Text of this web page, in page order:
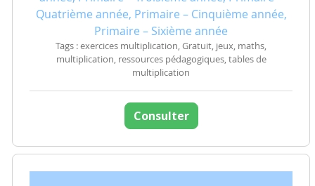
Quatrième année, Primaire – Cinquième année,
Primaire – Sixième année
Tags : exercices multiplication, Gratuit, jeux, maths,
multiplication, ressources pédagogiques, tables de
multiplication
Consulter